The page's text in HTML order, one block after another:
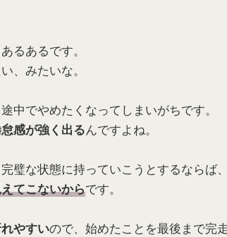
るあるです。
、みたいな。
中でやめたくなってしまいがちです。
感が強く出るんですよね。
璧な状態に持っていこうとするならば
てこないからです。
やすいので、始めたことを最後まで完